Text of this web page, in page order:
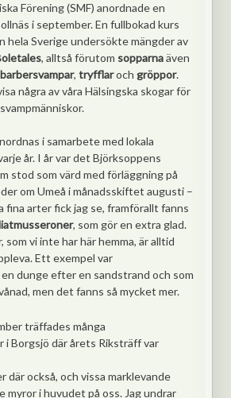
Förening (SMF) anordnade en
i september. En fullbokad kurs
hela Sverige undersökte mängder av
, alltså förutom sopparnaäven
,tryfflarochgröppor.
några av våra Hälsingska skogar för
i samarbete med lokala
år. I år var det Björksoppens
stod som värd med förläggning på
om Umeå i månadsskiftet augusti –
fina arter fick jag se, framförallt fanns
, som gör en extra glad.
som vi inte har här hemma, är alltid
Ett exempel var
en dunge efter en sandstrand och som
men det fanns så mycket mer.
träffades många
i Borgsjö där årets Riksträff var
där också, och vissa marklevande
myror i huvudet på oss. Jag undrar